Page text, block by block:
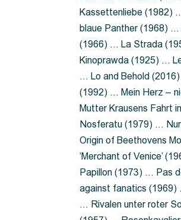
Kassettenliebe (1982)
blaue Panther (1968)
(1966) … La Strada
Kinoprawda (1925) …
… Lo and Behold
(1992) … Mein Herz –
Mutter Krausens Fahrt
Nosferatu (1979) …
Origin of Beethovens
‘Merchant of Venice’
Papillon (1973) … Pas
against fanatics (1969)
… Rivalen unter roter